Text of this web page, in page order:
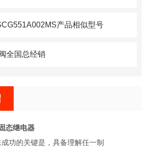
产品相似型号
全国总经销
态继电器
功的关键是，具备理解任一制